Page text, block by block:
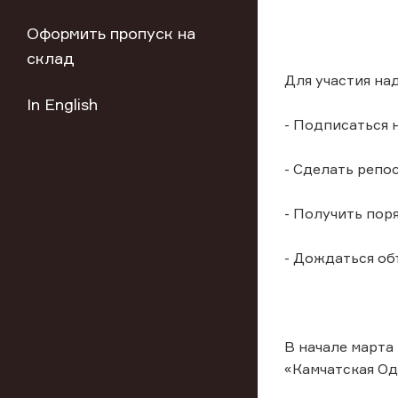
Оформить пропуск на
склад
In English
Для участия
- Подписаться
- Сделать
- Получить
- Дождаться
В начале
«Камчатская